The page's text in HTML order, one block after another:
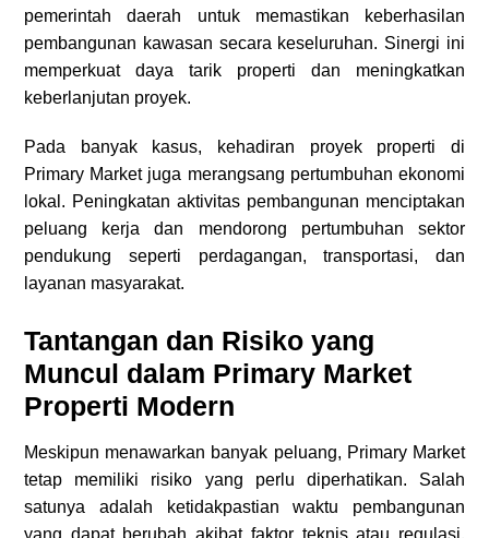
pemerintah daerah untuk memastikan keberhasilan
pembangunan kawasan secara keseluruhan. Sinergi ini
memperkuat daya tarik properti dan meningkatkan
keberlanjutan proyek.
Pada banyak kasus, kehadiran proyek properti di
Primary Market juga merangsang pertumbuhan ekonomi
lokal. Peningkatan aktivitas pembangunan menciptakan
peluang kerja dan mendorong pertumbuhan sektor
pendukung seperti perdagangan, transportasi, dan
layanan masyarakat.
Tantangan dan Risiko yang
Muncul dalam Primary Market
Properti Modern
Meskipun menawarkan banyak peluang, Primary Market
tetap memiliki risiko yang perlu diperhatikan. Salah
satunya adalah ketidakpastian waktu pembangunan